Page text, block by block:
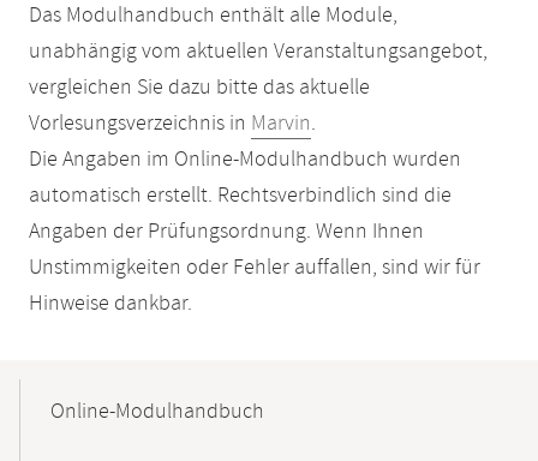
Das Modulhandbuch enthält alle Module,
unabhängig vom aktuellen Veranstaltungsangebot,
vergleichen Sie dazu bitte das aktuelle
Vorlesungsverzeichnis in Marvin.
Die Angaben im Online-Modulhandbuch wurden
automatisch erstellt. Rechtsverbindlich sind die
Angaben der Prüfungsordnung. Wenn Ihnen
Unstimmigkeiten oder Fehler auffallen, sind wir für
Hinweise dankbar.
NavigationOnline-Modulhandbuch